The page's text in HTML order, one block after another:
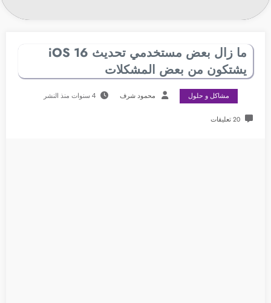
ما زال بعض مستخدمي تحديث iOS 16
يشتكون من بعض المشكلات
مشاكل و حلول محمود شرف 4 سنوات منذ النشر
20 تعليقات